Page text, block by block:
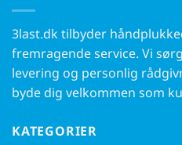
3last.dk tilbyder
fremragende service. Vi
levering og personlig
byde dig velkommen som
KATEGORIER